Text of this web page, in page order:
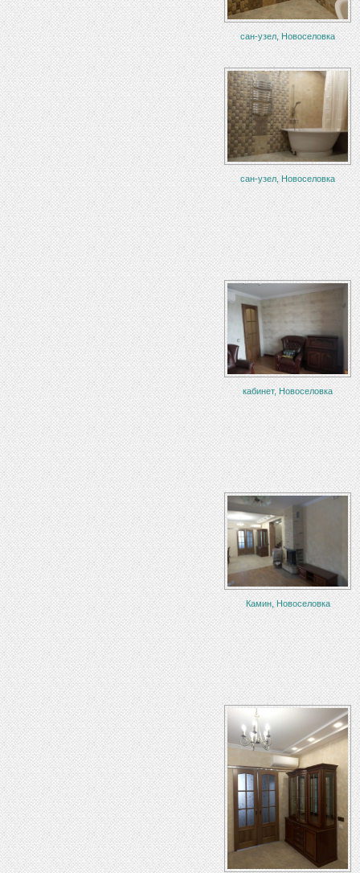
сан-узел, Новоселовка
сан-узел, Новоселовка
кабинет, Новоселовка
Камин, Новоселовка